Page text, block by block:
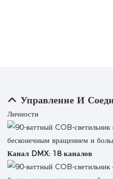
Управление И
Личности
Канал DMX: 18 каналов